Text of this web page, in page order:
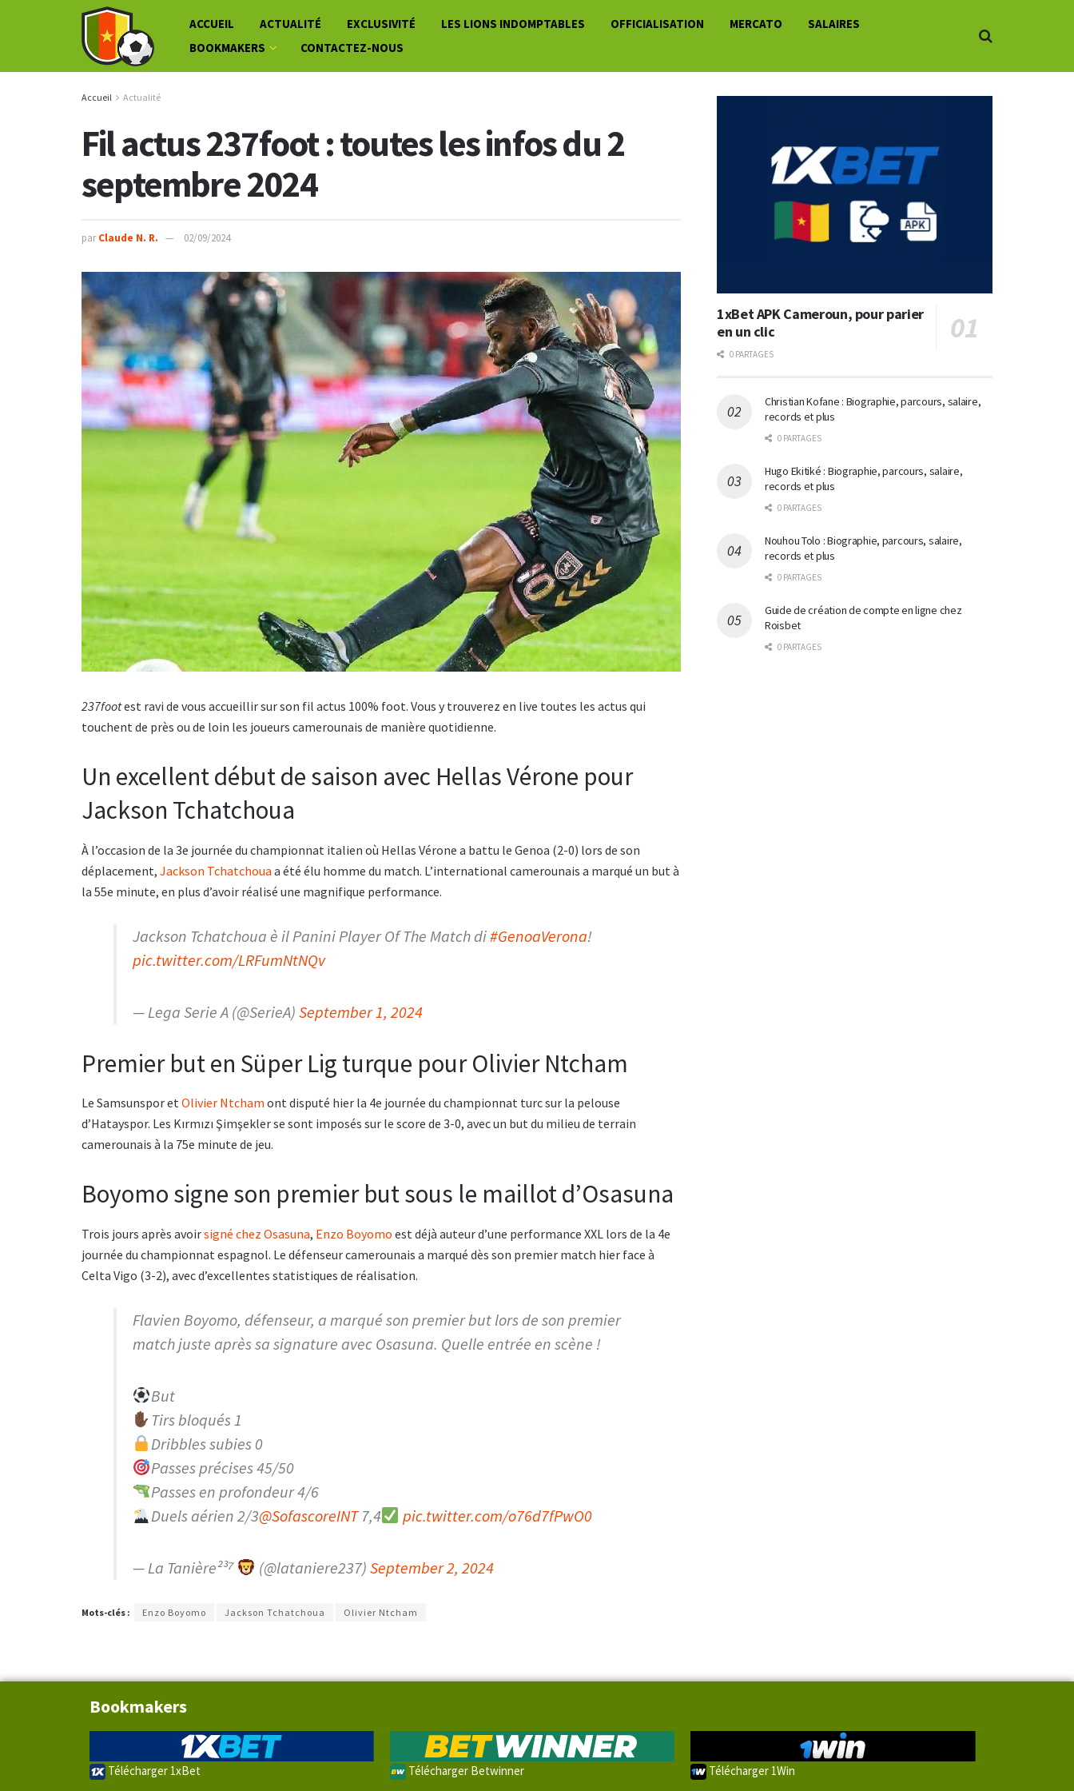
ACCUEIL ACTUALITÉ EXCLUSIVITÉ LES LIONS INDOMPTABLES OFFICIALISATION MERCATO
SALAIRES
BOOKMAKERS
CONTACTEZ-NOUS
Accueil Actualité
Fil actus 237foot : toutes les infos du 2
septembre 2024
par Claude N. R. 02/09/2024
237footest ravi de vous accueillir sur son fil actus 100% foot. Vous y trouverez en live toutes les actus qui
touchent de près ou de loin les joueurs camerounais de manière quotidienne.
Un excellent début de saison avec Hellas Vérone pour
Jackson Tchatchoua
À l’occasion de la 3e journée du championnat italien où Hellas Vérone a battu le Genoa (2-0) lors de son
déplacement, Jackson Tchatchoua a été élu homme du match. L’international camerounais a marqué un but à
la 55e minute, en plus d’avoir réalisé une magnifique performance.
Jackson Tchatchoua è il Panini Player Of The Match di#GenoaVerona!
pic.twitter.com/LRFumNtNQv
— Lega Serie A (@SerieA) September 1, 2024
Premier but en Süper Lig turque pour Olivier Ntcham
Le Samsunspor etOlivier Ntcham ont disputé hier la 4e journée du championnat turc sur la pelouse
d’Hatayspor. Les Kırmızı Şimşekler se sont imposés sur le score de 3-0, avec un but du milieu de terrain
camerounais à la 75e minute de jeu.
Boyomo signe son premier but sous le maillot d’Osasuna
Trois jours après avoirsigné chez Osasuna, Enzo Boyomo est déjà auteur d’une performance XXL lors de la 4e
journée du championnat espagnol. Le défenseur camerounais a marqué dès son premier match hier face à
Celta Vigo (3-2), avec d’excellentes statistiques de réalisation.
Flavien Boyomo, défenseur, a marqué son premier but lors de son premier
match juste après sa signature avec Osasuna. Quelle entrée en scène !
But
Tirs bloqués 1
Dribbles subies 0
Passes précises 45/50
Passes en profondeur 4/6
Duels aérien 2/3@SofascoreINT7,4 pic.twitter.com/o76d7fPwO0
— La Tanière²³⁷ (@lataniere237) September 2, 2024
Mots-clés : Enzo Boyomo Jackson Tchatchoua Olivier Ntcham
1xBet APK Cameroun, pour parier
en un clic
0 PARTAGES
Christian Kofane : Biographie, parcours, salaire,
records et plus
0 PARTAGES
Hugo Ekitiké : Biographie, parcours, salaire,
records et plus
0 PARTAGES
Nouhou Tolo : Biographie, parcours, salaire,
records et plus
0 PARTAGES
Guide de création de compte en ligne chez
Roisbet
0 PARTAGES
Bookmakers
Télécharger 1xBet Télécharger Betwinner Télécharger 1Win